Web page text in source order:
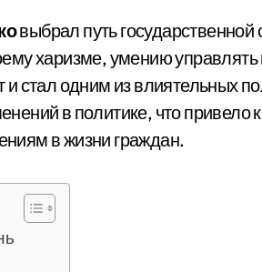
выбрал путь государственной
харизме, умению управлять
стал одним из влиятельных
в политике, что привело к
в жизни граждан.